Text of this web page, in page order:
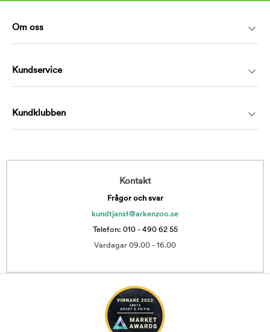
Om oss
Kundservice
Kundklubben
Kontakt
Frågor och svar
kundtjanst@arkenzoo.se
Telefon: 010 - 490 62 55
Vardagar 09.00 - 16.00